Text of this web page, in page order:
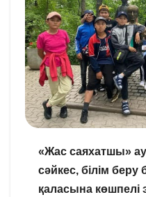
«Жас саяхатшы»
сәйкес, білім беру
қаласына көшпелі